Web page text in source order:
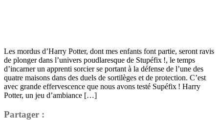
Les mordus d’Harry Potter, dont mes enfants font partie, seront ravis
de plonger dans l’univers poudlaresque de Stupéfix !, le temps
d’incarner un apprenti sorcier se portant à la défense de l’une des
quatre maisons dans des duels de sortilèges et de protection. C’est
avec grande effervescence que nous avons testé Supéfix ! Harry
Potter, un jeu d’ambiance […]
Partager :